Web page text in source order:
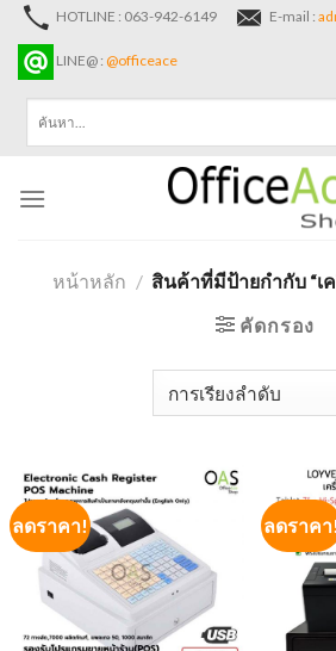
Skip
content
HOTLINE : 063-942-6149 E-mail :
LINE@ : @officeace
หน้าหลัก / สินค้าที่มีป้ายกำกับ “เ
คัดกรอง
ลดราคา! ลดราคา!